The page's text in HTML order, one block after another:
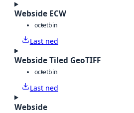
Webside ECW
octetbin
Last ned
Webside Tiled GeoTIFF
octetbin
Last ned
Webside